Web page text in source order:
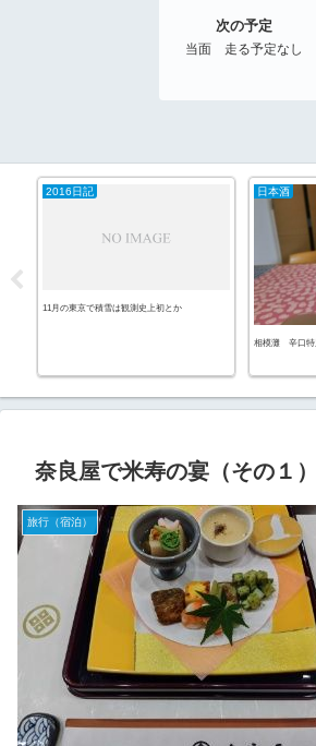
次の予定
当面 走る予定なし
2016日記
11月の東京で積雪は観測史上初とか
日本酒
相模灘 辛口特
奈良屋で米寿の宴（その１）
旅行（宿泊）